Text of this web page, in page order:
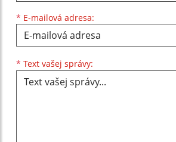
* E-mailová adresa:
* Text vašej správy: